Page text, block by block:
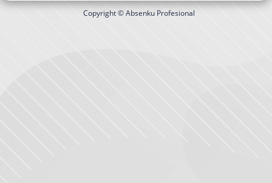
Copyright © Absenku Profesional